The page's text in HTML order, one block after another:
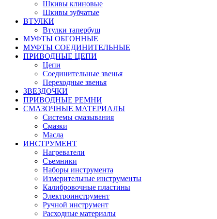
Шкивы клиновые
Шкивы зубчатые
ВТУЛКИ
Втулки тапербуш
МУФТЫ ОБГОННЫЕ
МУФТЫ СОЕДИНИТЕЛЬНЫЕ
ПРИВОДНЫЕ ЦЕПИ
Цепи
Соединительные звенья
Переходные звенья
ЗВЕЗДОЧКИ
ПРИВОДНЫЕ РЕМНИ
СМАЗОЧНЫЕ МАТЕРИАЛЫ
Системы смазывания
Смазки
Масла
ИНСТРУМЕНТ
Нагреватели
Съемники
Наборы инструмента
Измерительные инструменты
Калибровочные пластины
Электроинструмент
Ручной инструмент
Расходные материалы